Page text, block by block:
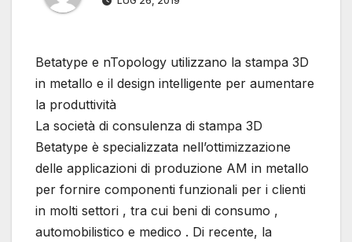
Betatype e nTopology utilizzano la stampa 3D
in metallo e il design intelligente per aumentare
la produttività
La società di consulenza di stampa 3D
Betatype è specializzata nell’ottimizzazione
delle applicazioni di produzione AM in metallo
per fornire componenti funzionali per i clienti
in molti settori , tra cui beni di consumo ,
automobilistico e medico . Di recente, la